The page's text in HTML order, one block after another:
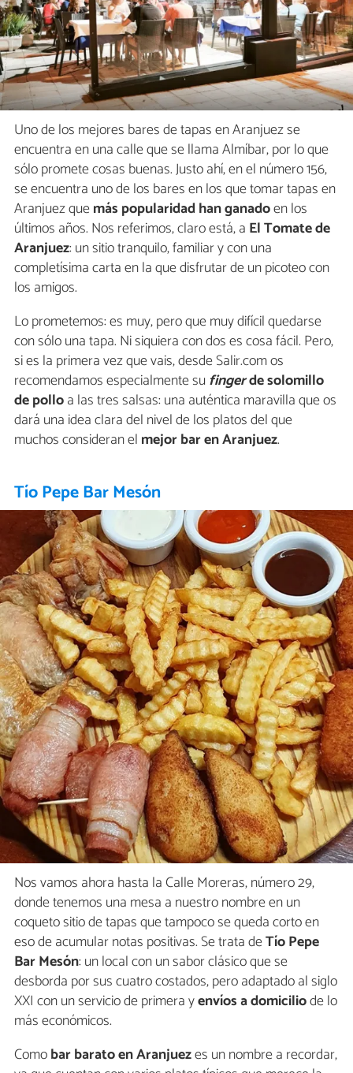
Uno de los mejores bares de tapas en Aranjuez se
encuentra en una calle que se llama Almíbar, por lo que
sólo promete cosas buenas. Justo ahí, en el número 156,
se encuentra uno de los bares en los que tomar tapas en
Aranjuez quemás popularidad han ganadoen los
últimos años. Nos referimos, claro está, a El Tomate de
Aranjuez: un sitio tranquilo, familiar y con una
completísima carta en la que disfrutar de un picoteo con
los amigos.
Lo prometemos: es muy, pero que muy difícil quedarse
con sólo una tapa. Ni siquiera con dos es cosa fácil. Pero,
si es la primera vez que vais, desde Salir.com os
recomendamos especialmente sufingerde solomillo
de polloa las tres salsas: una auténtica maravilla que os
dará una idea clara del nivel de los platos del que
muchos consideran el mejor bar en Aranjuez.
Tío Pepe Bar Mesón
Nos vamos ahora hasta la Calle Moreras, número 29,
donde tenemos una mesa a nuestro nombre en un
coqueto sitio de tapas que tampoco se queda corto en
eso de acumular notas positivas. Se trata deTío Pepe
Bar Mesón: un local con un sabor clásico que se
desborda por sus cuatro costados, pero adaptado al siglo
XXI con un servicio de primera yenvíos a domiciliode lo
más económicos.
Comobar barato en Aranjuezes un nombre a recordar,